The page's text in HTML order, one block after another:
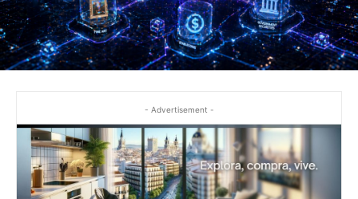
- Advertisement -